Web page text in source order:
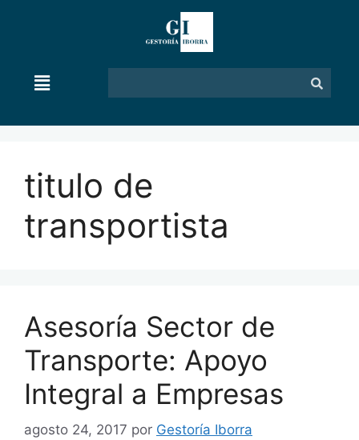
titulo de
transportista
Asesoría Sector de
Transporte: Apoyo
Integral a Empresas
agosto 24, 2017 por Gestoría Iborra